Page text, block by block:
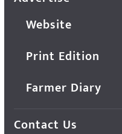
Website
Print Edition
Farmer Diary
Contact Us